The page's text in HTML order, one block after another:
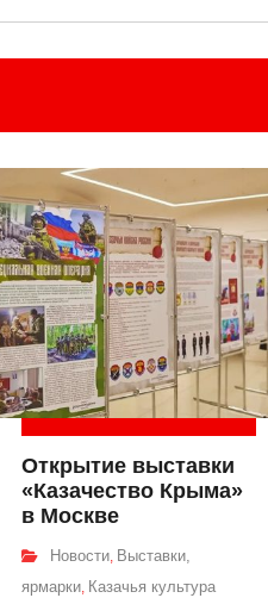
Открытие выставки
«Казачество Крыма»
в Москве
Новости, Выставки,
ярмарки, Казачья культура